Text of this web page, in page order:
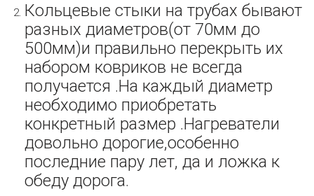
Кольцевые стыки на трубах бывают
разных диаметров(от 70мм до
500мм)и правильно перекрыть их
набором ковриков не всегда
получается .На каждый диаметр
необходимо приобретать
конкретный размер .Нагреватели
довольно дорогие,особенно
последние пару лет, да и ложка к
обеду дорога.